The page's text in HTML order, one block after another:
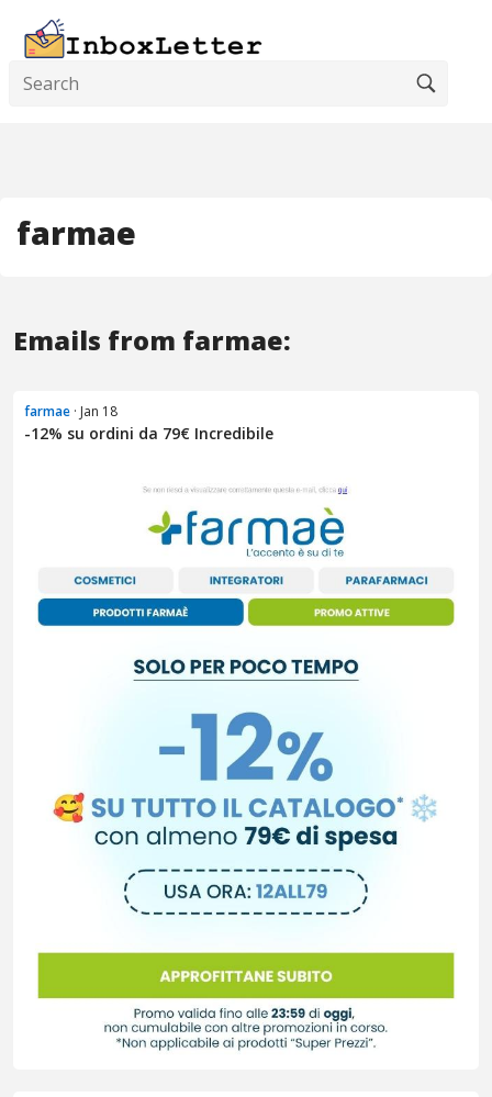
farmae
Emails from farmae:
farmae · Jan 18
-12% su ordini da 79€ Incredibile